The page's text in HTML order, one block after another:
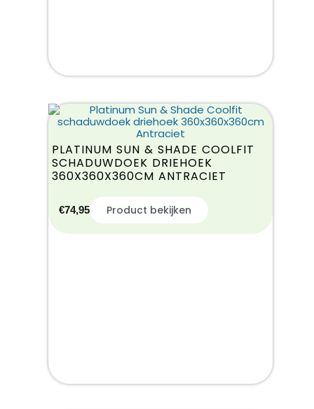
PLATINUM SUN & SHADE COOLFIT
SCHADUWDOEK DRIEHOEK
360X360X360CM ANTRACIET
€74,95 Product bekijken